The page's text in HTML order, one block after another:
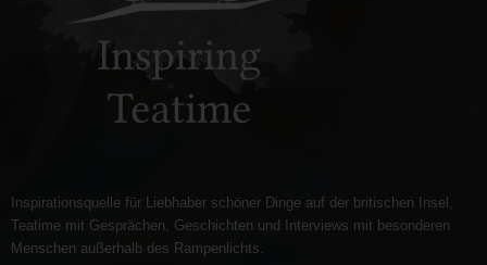
Inspirationsquelle für Liebhaber schöner Dinge auf der britischen Insel,
Teatime mit Gesprächen, Geschichten und Interviews mit besonderen
Menschen außerhalb des Rampenlichts.